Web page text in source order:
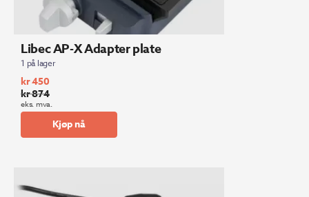
Libec AP-X Adapter plate
1 på lager
kr874
Opprinnelig
pris
kr450
Nåværende
pris
eks. mva.
Kjøp nå